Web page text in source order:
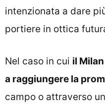
intenzionata a dare
portiere in ottica
Nel caso in cui il
a raggiungere la
campo o attraverso